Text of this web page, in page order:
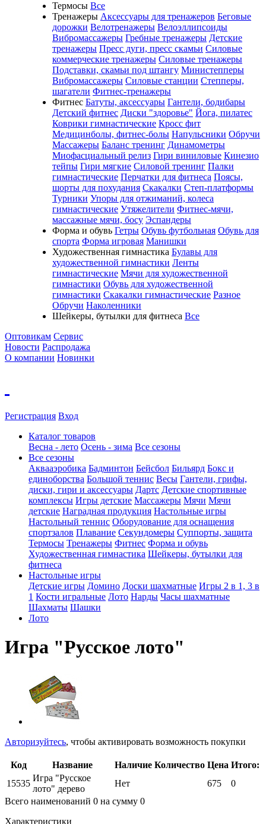
Термосы Все
Тренажеры Аксессуары для тренажеров Беговые
дорожки Велотренажеры Велоэллипсоиды
Вибромассажеры Гребные тренажеры Детские
тренажеры Пресс дуги, пресс скамьи Силовые
коммерческие тренажеры Силовые тренажеры
Подставки, скамьи под штангу Министепперы
Вибромассажеры Силовые станции Степперы,
шагатели Фитнес-тренажеры
Фитнес Батуты, аксессуары Гантели, бодибары
Детский фитнес Диски "здоровье" Йога, пилатес
Коврики гимнастические Кросс фит
Медицинболы, фитнес-болы Напульсники Обручи
Массажеры Баланс тренинг Динамометры
Миофасциальный релиз Гири виниловые Кинезио
тейпы Гири мягкие Силовой тренинг Палки
гимнастические Перчатки для фитнеса Поясы,
шорты для похудания Скакалки Степ-платформы
Турники Упоры для отжиманий, колеса
гимнастические Утяжелители Фитнес-мячи,
массажные мячи, босу Эспандеры
Форма и обувь Гетры Обувь футбольная Обувь для
спорта Форма игровая Манишки
Художественная гимнастика Булавы для
художественной гимнастики Ленты
гимнастические Мячи для художественной
гимнастики Обувь для художественной
гимнастики Скакалки гимнастические Разное
Обручи Наколенники
Шейкеры, бутылки для фитнеса Все
Оптовикам Сервис
Новости Распродажа
О компании Новинки
Регистрация Вход
Каталог товаров
Весна - лето Осень - зима Все сезоны
Все сезоны
Аквааэробика Бадминтон Бейсбол Бильярд Бокс и
единоборства Большой теннис Весы Гантели, грифы,
диски, гири и аксессуары Дартс Детские спортивные
комплексы Игры детские Массажеры Мячи Мячи
детские Наградная продукция Настольные игры
Настольный теннис Оборудование для оснащения
спортзалов Плавание Секундомеры Суппорты, защита
Термосы Тренажеры Фитнес Форма и обувь
Художественная гимнастика Шейкеры, бутылки для
фитнеса
Настольные игры
Детские игры Домино Доски шахматные Игры 2 в 1, 3 в
1 Кости игральные Лото Нарды Часы шахматные
Шахматы Шашки
Лото
Игра "Русское лото"
Авторизуйтесь, чтобы активировать возможность покупки
Код Название Наличие Количество Цена Итого:
15535
Игра "Русское
лото" дерево
Нет 675
0
Всего наименований 0 на сумму 0
Характеристики